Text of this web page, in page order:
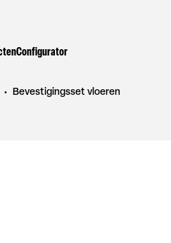
Configurator
• Bevestigingsset vloeren